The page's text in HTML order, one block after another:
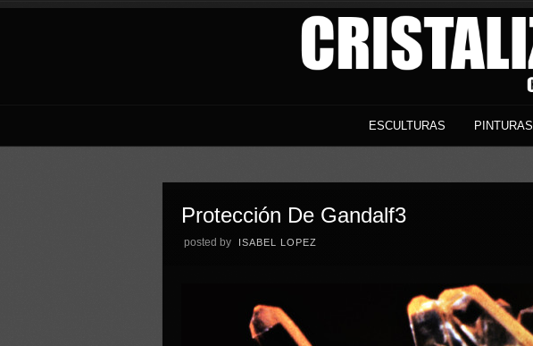
ESCULTURAS PINTURAS
Protección De Gandalf3
posted by ISABEL LOPEZ